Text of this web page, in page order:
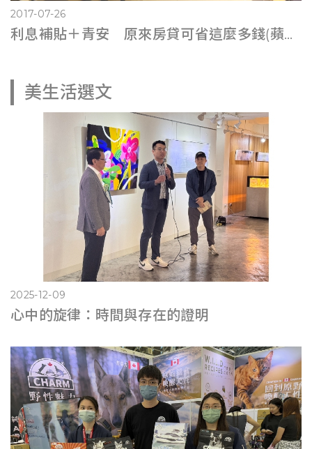
2017-07-26
利息補貼＋青安 原來房貸可省這麼多錢(蘋果即時0725)
美生活選文
2025-12-09
心中的旋律：時間與存在的證明